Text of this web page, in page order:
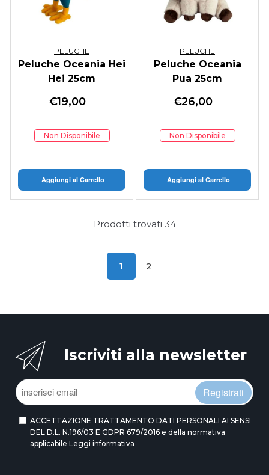
PELUCHE
Peluche Oceania Hei
Hei 25cm
€19,00
Non Disponibile
Aggiungi al Carrello
PELUCHE
Peluche Oceania
Pua 25cm
€26,00
Non Disponibile
Aggiungi al Carrello
Prodotti trovati 34
1 2
Iscriviti alla newsletter
Registrati
ACCETTAZIONE TRATTAMENTO DATI PERSONALI AI SENSI
DEL D.L. N.196/03 E GDPR 679/2016 e della normativa
applicabile Leggi informativa